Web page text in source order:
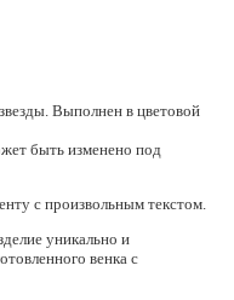
Выполнен в цветовой
быть изменено под
с произвольным текстом.
уникально и
венка с